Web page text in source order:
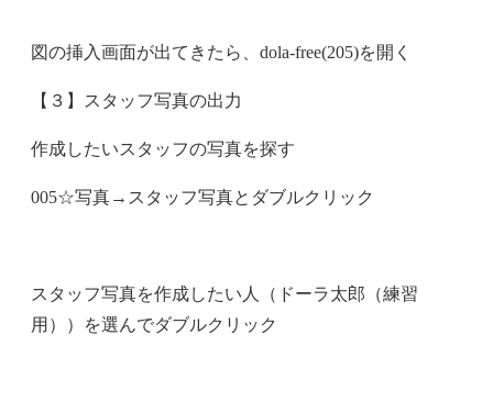
図の挿入画面が出てきたら、dola-free(205)を開く
【３】スタッフ写真の出力
作成したいスタッフの写真を探す
005☆写真→スタッフ写真とダブルクリック
スタッフ写真を作成したい人（ドーラ太郎（練習
用））を選んでダブルクリック